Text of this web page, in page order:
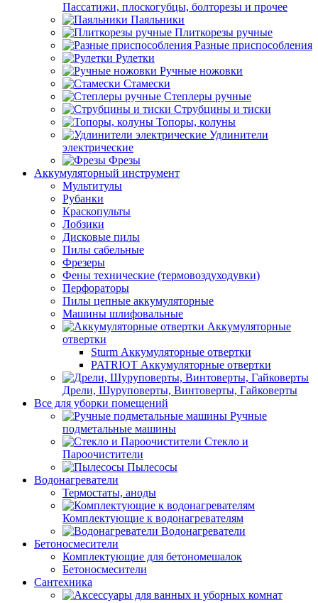
Пассатижи, плоскогубцы, болторезы и прочее
Паяльники
Плиткорезы ручные
Разные приспособления
Рулетки
Ручные ножовки
Стамески
Степлеры ручные
Струбцины и тиски
Топоры, колуны
Удлинители
электрические
Фрезы
Аккумуляторный инструмент
Мультитулы
Рубанки
Краскопульты
Лобзики
Дисковые пилы
Пилы сабельные
Фрезеры
Фены технические (термовоздуходувки)
Перфораторы
Пилы цепные аккумуляторные
Машины шлифовальные
Аккумуляторные
отвертки
Sturm Аккумуляторные отвертки
PATRIOT Аккумуляторные отвертки
Дрели, Шуруповерты, Винтоверты, Гайковерты
Все для уборки помещений
Ручные
подметальные машины
Стекло и
Пароочистители
Пылесосы
Водонагреватели
Термостаты, аноды
Комплектующие к водонагревателям
Водонагреватели
Бетоносмесители
Комплектующие для бетономешалок
Бетоносмесители
Сантехника